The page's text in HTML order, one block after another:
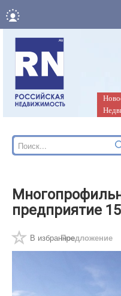
предприятие
В избранноеПредложение